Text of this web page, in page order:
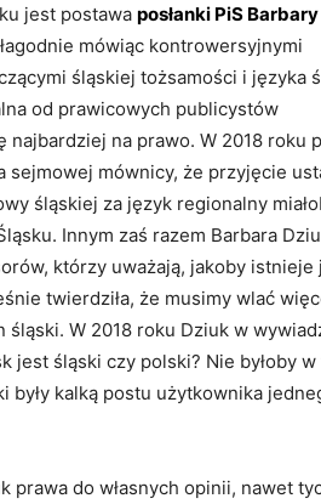
jest postawa posłanki PiS
mówiąc kontrowersyjnymi
śląskiej tożsamości i języka
od prawicowych publicystów
najbardziej na prawo. W 2018 roku
sejmowej mównicy, że przyjęcie
śląskiej za język regionalny
Innym zaś razem Barbara
którzy uważają, jakoby istnieje
twierdziła, że musimy wlać
W 2018 roku Dziuk w
jest śląski czy polski? Nie byłoby
były kalką postu użytkownika
prawa do własnych opinii, nawet